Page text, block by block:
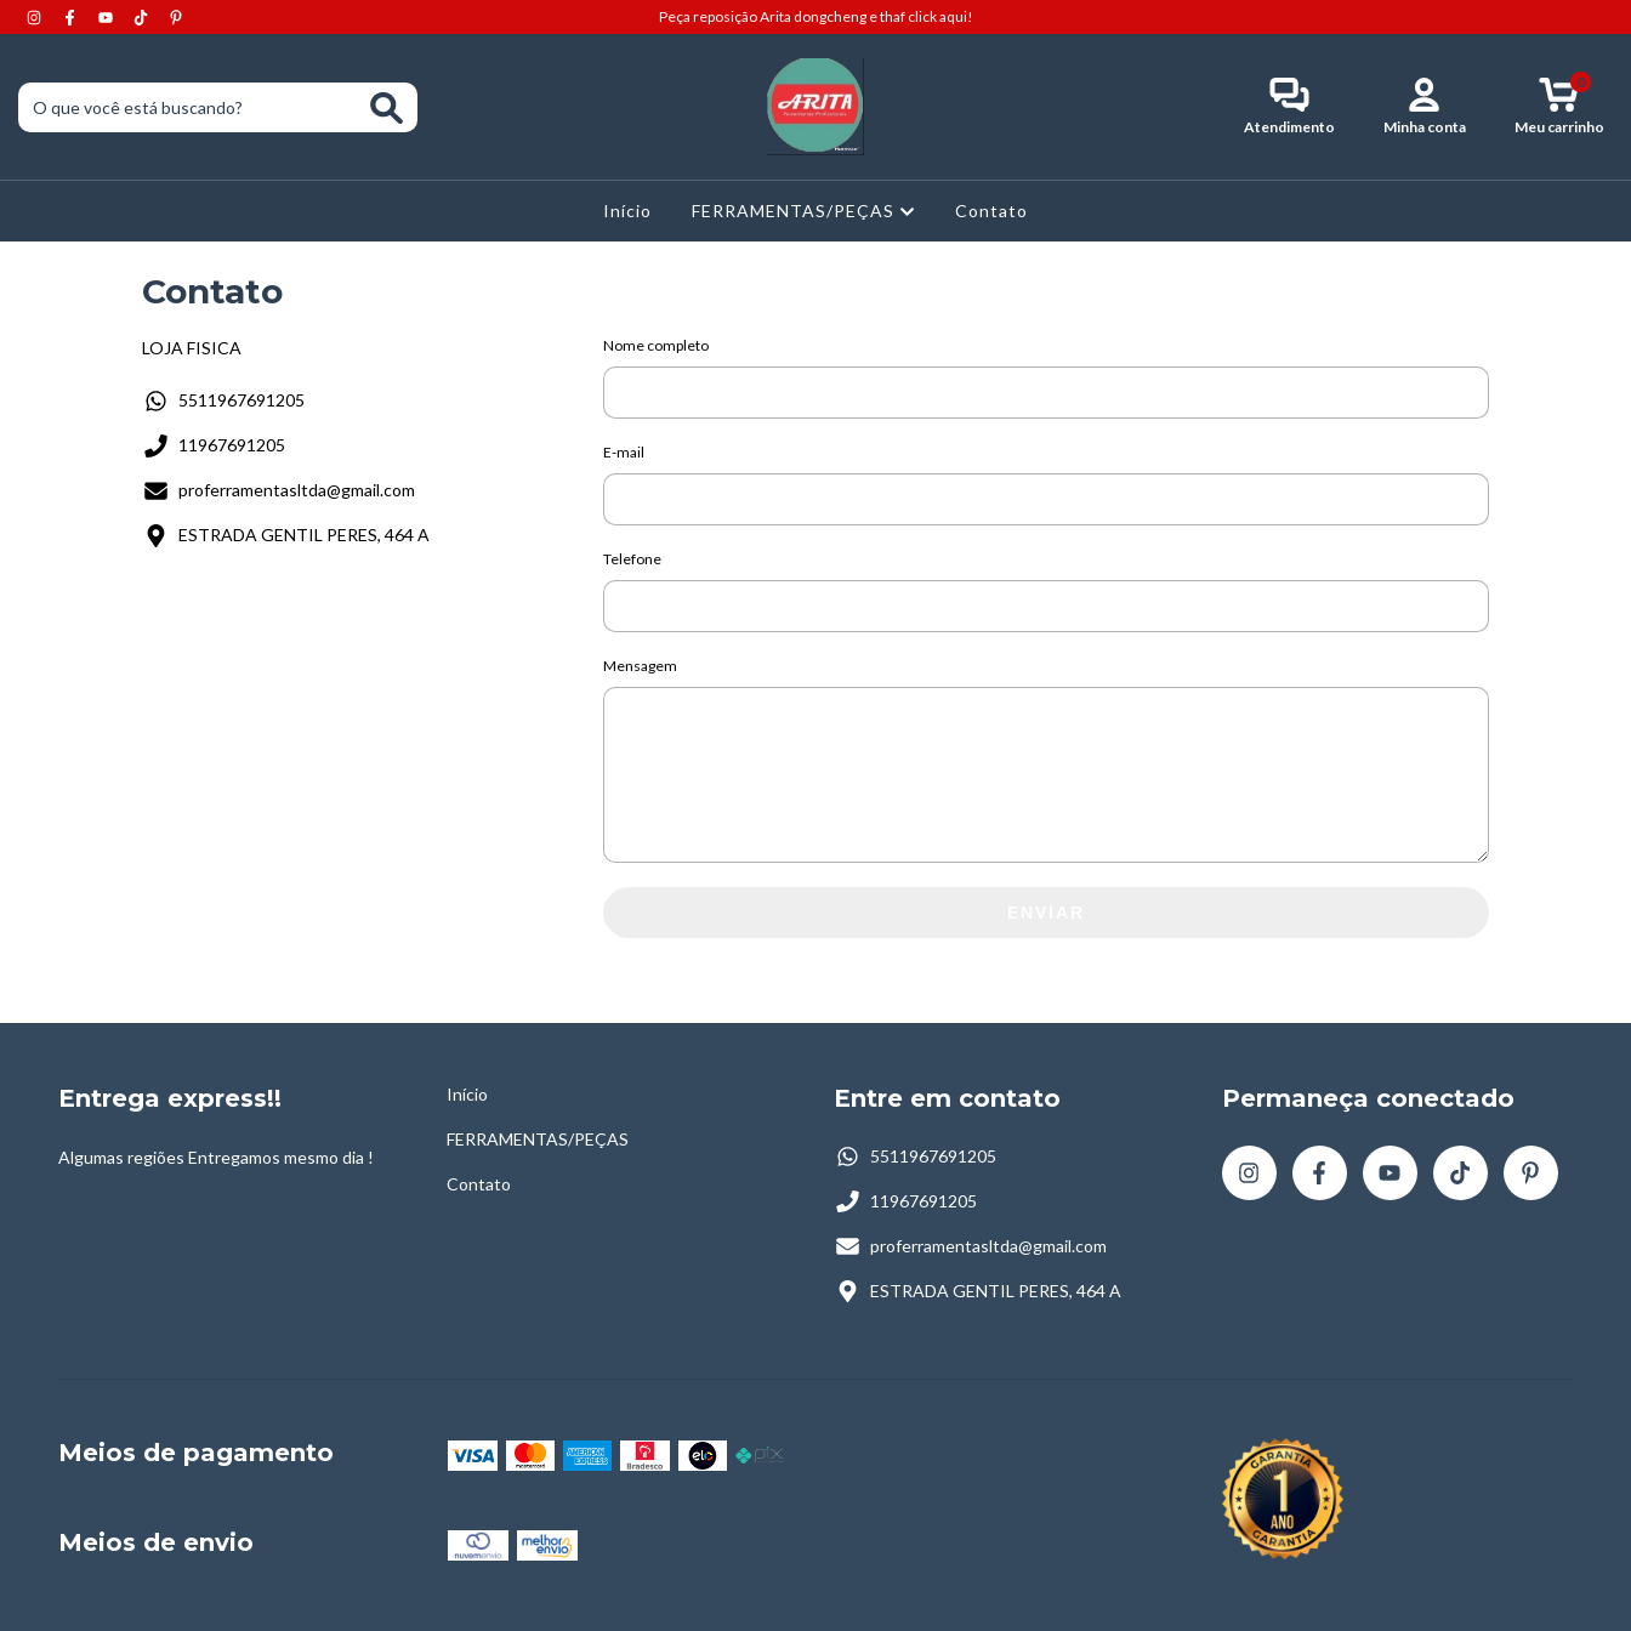
Peça reposição Arita dongcheng e thaf click aqui!
Atendimento Minha conta Meu carrinho
0
Início FERRAMENTAS/PEÇAS Contato
Contato
LOJA FISICA
5511967691205
11967691205
proferramentasltda@gmail.com
ESTRADA GENTIL PERES, 464 A
Nome completo
E-mail
Telefone
Mensagem
Entrega express!!
Algumas regiões Entregamos mesmo dia !
Início
FERRAMENTAS/PEÇAS
Contato
Entre em contato
5511967691205
11967691205
proferramentasltda@gmail.com
ESTRADA GENTIL PERES, 464 A
Permaneça conectado
Meios de pagamento
Meios de envio